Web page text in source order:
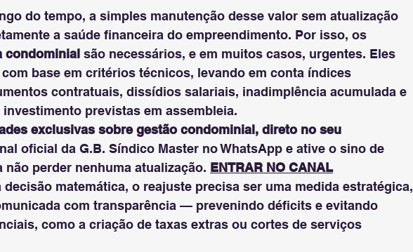
do tempo, a simples manutenção desse valor sem atualização
a saúde financeira do empreendimento. Por isso, os
condominial são necessários, e em muitos casos, urgentes. Eles
base em critérios técnicos, levando em conta índices
contratuais, dissídios salariais, inadimplência acumulada e
previstas em assembleia.
exclusivas sobre gestão condominial, direto no seu
oficial da G.B. Síndico Master no WhatsApp e ative o sino de
não perder nenhuma atualização. ENTRAR NO CANAL
decisão matemática, o reajuste precisa ser uma medida estratégica,
com transparência — prevenindo déficits e evitando
como a criação de taxas extras ou cortes de serviços